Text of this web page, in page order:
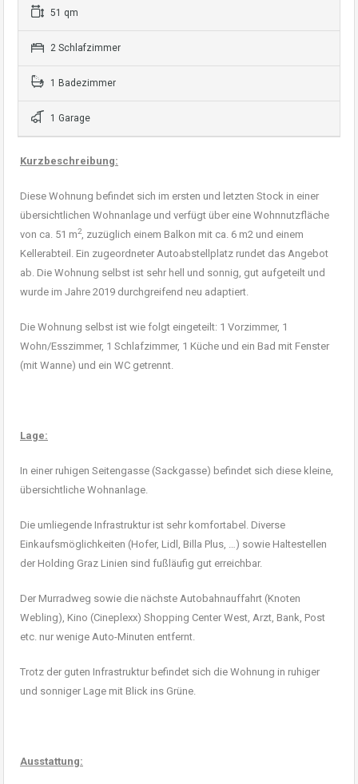
51 qm
2 Schlafzimmer
1 Badezimmer
1 Garage
Kurzbeschreibung:
Diese Wohnung befindet sich im ersten und letzten Stock in einer
übersichtlichen Wohnanlage und verfügt über eine Wohnnutzfläche
von ca. 51 m2, zuzüglich einem Balkon mit ca. 6 m2 und einem
Kellerabteil. Ein zugeordneter Autoabstellplatz rundet das Angebot
ab. Die Wohnung selbst ist sehr hell und sonnig, gut aufgeteilt und
wurde im Jahre 2019 durchgreifend neu adaptiert.
Die Wohnung selbst ist wie folgt eingeteilt: 1 Vorzimmer, 1
Wohn/Esszimmer, 1 Schlafzimmer, 1 Küche und ein Bad mit Fenster
(mit Wanne) und ein WC getrennt.
Lage:
In einer ruhigen Seitengasse (Sackgasse) befindet sich diese kleine,
übersichtliche Wohnanlage.
Die umliegende Infrastruktur ist sehr komfortabel. Diverse
Einkaufsmöglichkeiten (Hofer, Lidl, Billa Plus, …) sowie Haltestellen
der Holding Graz Linien sind fußläufig gut erreichbar.
Der Murradweg sowie die nächste Autobahnauffahrt (Knoten
Webling), Kino (Cineplexx) Shopping Center West, Arzt, Bank, Post
etc. nur wenige Auto-Minuten entfernt.
Trotz der guten Infrastruktur befindet sich die Wohnung in ruhiger
und sonniger Lage mit Blick ins Grüne.
Ausstattung: